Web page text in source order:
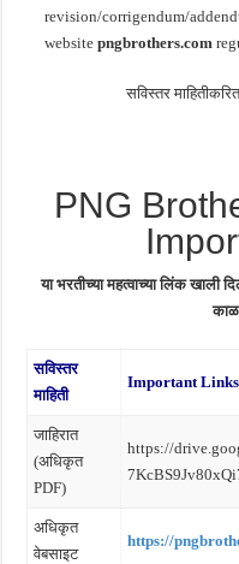
revision/corrigendum/
websitepngbrothers.com
सविस्तर
PNG
या भरतीच्या महत्वाच्या लिंक खाली
सविस्तर
माहिती
Important Links
जाहिरात
(अधिकृत
PDF)
https://
अधिकृत
वेबसाइट
https://